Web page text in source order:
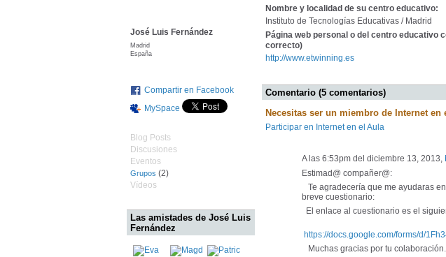
José Luis Fernández
Madrid
España
Compartir en Facebook
MySpace
Blog Posts
Discusiones
Eventos
Grupos (2)
Vídeos
Las amistades de José Luis
Fernández
Nombre y localidad de su centro educativo:
Instituto de Tecnologías Educativas / Madrid
Página web personal o del centro educativo
correcto)
http://www.etwinning.es
Comentario (5 comentarios)
Necesitas ser un miembro de Internet
Participar en Internet en el Aula
A las 6:53pm del diciembre 13, 2013,
Estimad@ compañer@:
Te agradecería que me ayudaras
breve cuestionario:
El enlace al cuestionario es el
https://docs.google.com/forms/d/
Muchas gracias por tu colaboración.